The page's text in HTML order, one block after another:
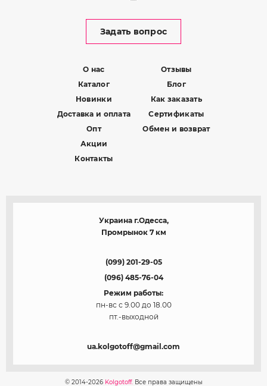
Задать вопрос
О нас
Каталог
Новинки
Доставка и оплата
Опт
Акции
Контакты
Отзывы
Блог
Как заказать
Сертификаты
Обмен и возврат
Украина г.Одесса,
Промрынок 7 км
(099) 201-29-05
(096) 485-76-04
Режим работы:
пн-вс с 9.00 до 18.00
пт.-выходной
ua.kolgotoff@gmail.com
© 2014-2026 Kolgotoff.Все права защищены